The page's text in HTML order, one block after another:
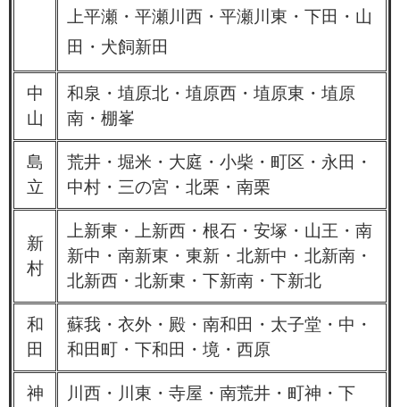
上平瀬・平瀬川西・平瀬川東・下田・山
田・犬飼新田
中
山
和泉・埴原北・埴原西・埴原東・埴原
南・棚峯
島
立
荒井・堀米・大庭・小柴・町区・永田・
中村・三の宮・北栗・南栗
新
村
上新東・上新西・根石・安塚・山王・南
新中・南新東・東新・北新中・北新南・
北新西・北新東・下新南・下新北
和
田
蘇我・衣外・殿・南和田・太子堂・中・
和田町・下和田・境・西原
神
川西・川東・寺屋・南荒井・町神・下